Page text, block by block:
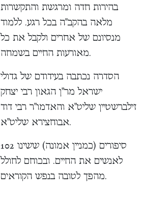
בהירות חדה ומרגשת והתקשרות
מלאה בהקב"ה בכל רגע. ללמוד
מנסיונם של אחרים ולקבל את כל
מאורעות החיים בשמחה.
הסדרה נכתבה בעידודם של גדולי
ישראל מר"ן הגאון רבי יצחק
זילברשטיין שליט"א והאדמו"ר רבי דוד
אבוחצירא שליט"א.
102 סיפורים (כמניין אמונה) ששינו
לאנשים את החיים. ובכוחם לחולל
מהפך לטובה בנפש הקוראים.